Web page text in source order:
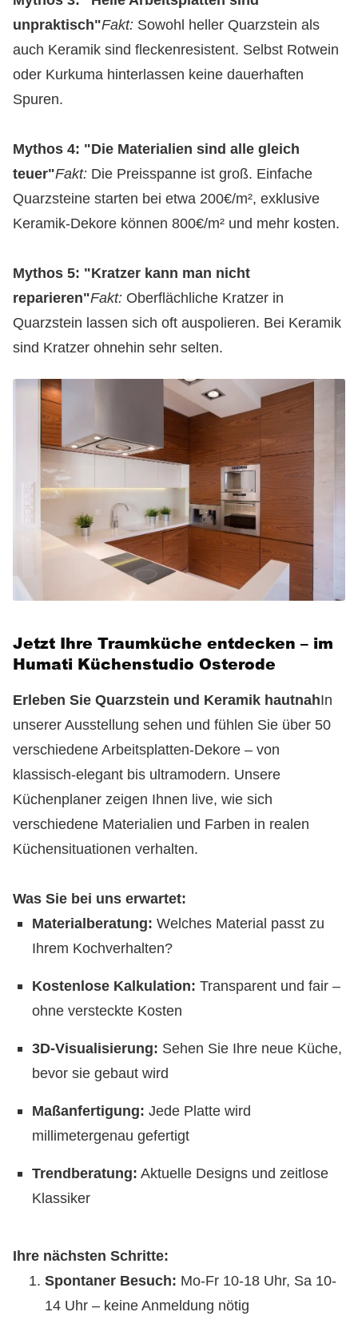
unpraktisch"Fakt: Sowohl heller Quarzstein als
auch Keramik sind fleckenresistent. Selbst Rotwein
oder Kurkuma hinterlassen keine dauerhaften
Spuren.
Mythos 4: "Die Materialien sind alle gleich
teuer"Fakt: Die Preisspanne ist groß. Einfache
Quarzsteine starten bei etwa 200€/m², exklusive
Keramik-Dekore können 800€/m² und mehr kosten.
Mythos 5: "Kratzer kann man nicht
reparieren"Fakt: Oberflächliche Kratzer in
Quarzstein lassen sich oft auspolieren. Bei Keramik
sind Kratzer ohnehin sehr selten.
Jetzt Ihre Traumküche entdecken – im
Humati Küchenstudio Osterode
Erleben Sie Quarzstein und Keramik hautnahIn
unserer Ausstellung sehen und fühlen Sie über 50
verschiedene Arbeitsplatten-Dekore – von
klassisch-elegant bis ultramodern. Unsere
Küchenplaner zeigen Ihnen live, wie sich
verschiedene Materialien und Farben in realen
Küchensituationen verhalten.
Was Sie bei uns erwartet:
Materialberatung: Welches Material passt zu
Ihrem Kochverhalten?
Kostenlose Kalkulation: Transparent und fair –
ohne versteckte Kosten
3D-Visualisierung: Sehen Sie Ihre neue Küche,
bevor sie gebaut wird
Maßanfertigung: Jede Platte wird
millimetergenau gefertigt
Trendberatung: Aktuelle Designs und zeitlose
Klassiker
Ihre nächsten Schritte:
Spontaner Besuch: Mo-Fr 10-18 Uhr, Sa 10-
14 Uhr – keine Anmeldung nötig